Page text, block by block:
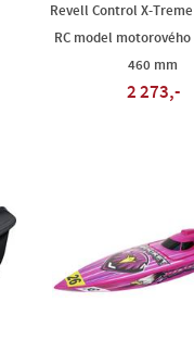
Revell Control X-
RC model
460 mm
2 273,-